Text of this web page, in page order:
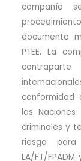
compañía
documento
PTEE. La
conformidad
las
criminales y
riesgo
LA/FT/